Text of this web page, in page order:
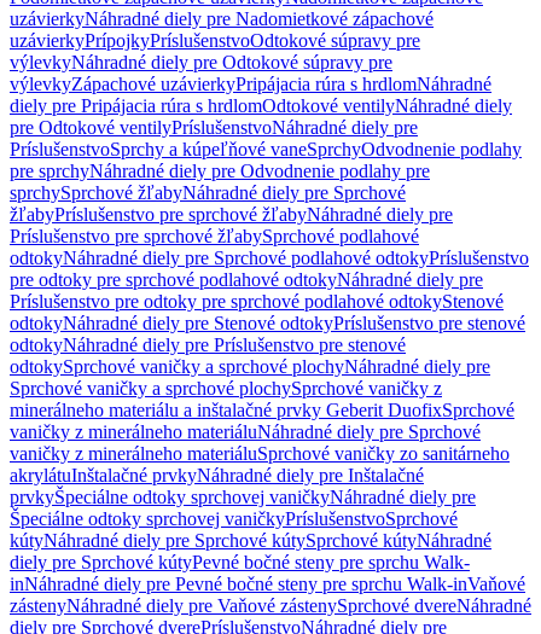
uzávierkyNáhradné diely pre Nadomietkové zápachové
uzávierkyPrípojkyPríslušenstvoOdtokové súpravy pre
výlevkyNáhradné diely pre Odtokové súpravy pre
výlevkyZápachové uzávierkyPripájacia rúra s hrdlomNáhradné
diely pre Pripájacia rúra s hrdlomOdtokové ventilyNáhradné diely
pre Odtokové ventilyPríslušenstvoNáhradné diely pre
PríslušenstvoSprchy a kúpeľňové vaneSprchyOdvodnenie podlahy
pre sprchyNáhradné diely pre Odvodnenie podlahy pre
sprchySprchové žľabyNáhradné diely pre Sprchové
žľabyPríslušenstvo pre sprchové žľabyNáhradné diely pre
Príslušenstvo pre sprchové žľabySprchové podlahové
odtokyNáhradné diely pre Sprchové podlahové odtokyPríslušenstvo
pre odtoky pre sprchové podlahové odtokyNáhradné diely pre
Príslušenstvo pre odtoky pre sprchové podlahové odtokyStenové
odtokyNáhradné diely pre Stenové odtokyPríslušenstvo pre stenové
odtokyNáhradné diely pre Príslušenstvo pre stenové
odtokySprchové vaničky a sprchové plochyNáhradné diely pre
Sprchové vaničky a sprchové plochySprchové vaničky z
minerálneho materiálu a inštalačné prvky Geberit DuofixSprchové
vaničky z minerálneho materiáluNáhradné diely pre Sprchové
vaničky z minerálneho materiáluSprchové vaničky zo sanitárneho
akrylátuInštalačné prvkyNáhradné diely pre Inštalačné
prvkyŠpeciálne odtoky sprchovej vaničkyNáhradné diely pre
Špeciálne odtoky sprchovej vaničkyPríslušenstvoSprchové
kútyNáhradné diely pre Sprchové kútySprchové kútyNáhradné
diely pre Sprchové kútyPevné bočné steny pre sprchu Walk-
inNáhradné diely pre Pevné bočné steny pre sprchu Walk-inVaňové
zástenyNáhradné diely pre Vaňové zástenySprchové dvereNáhradné
diely pre Sprchové dverePríslušenstvoNáhradné diely pre